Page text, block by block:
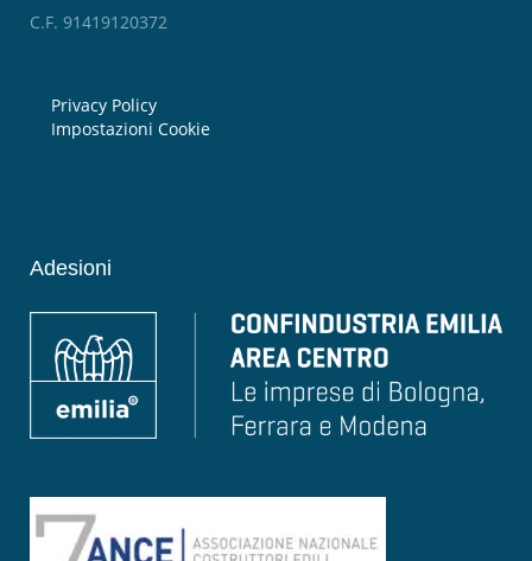
C.F. 91419120372
Privacy Policy
Impostazioni Cookie
Adesioni